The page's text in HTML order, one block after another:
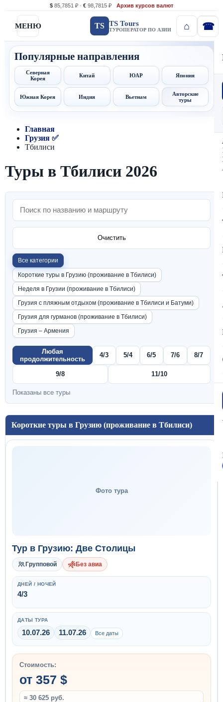
$ 85,7851 ₽ · € 98,7815 ₽ Архив курсов валют
МЕНЮ TS TS Tours
ТУРОПЕРАТОР ПО АЗИИ
Популярные направления
Северная
Корея
Китай ЮАР Япония
Южная Корея Индия Вьетнам
Авторские
туры
Главная
Грузия ✅
Тбилиси
Туры в Тбилиси 2026
Очистить
Все категории
Короткие туры в Грузию (проживание в Тбилиси)
Неделя в Грузии (проживание в Тбилиси)
Грузия с пляжным отдыхом (проживание в Тбилиси и Батуми)
Грузия для гурманов (проживание в Тбилиси)
Грузия – Армения
Любая
продолжительность
4/3 5/4 6/5 7/6 8/7
9/8 11/10
Показаны все туры
Короткие туры в Грузию (проживание в Тбилиси)
Фото тура
Тур в Грузию: Две Столицы
Групповой Без авиа
ДНЕЙ / НОЧЕЙ
4/3
ДАТЫ ТУРА
10.07.26 11.07.26 Все даты
Стоимость:
от 357 $
≈ 30 625 руб.